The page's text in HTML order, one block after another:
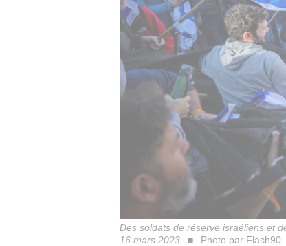
Des soldats de réserve israéliens et
16 mars 2023
Photo par Flash90